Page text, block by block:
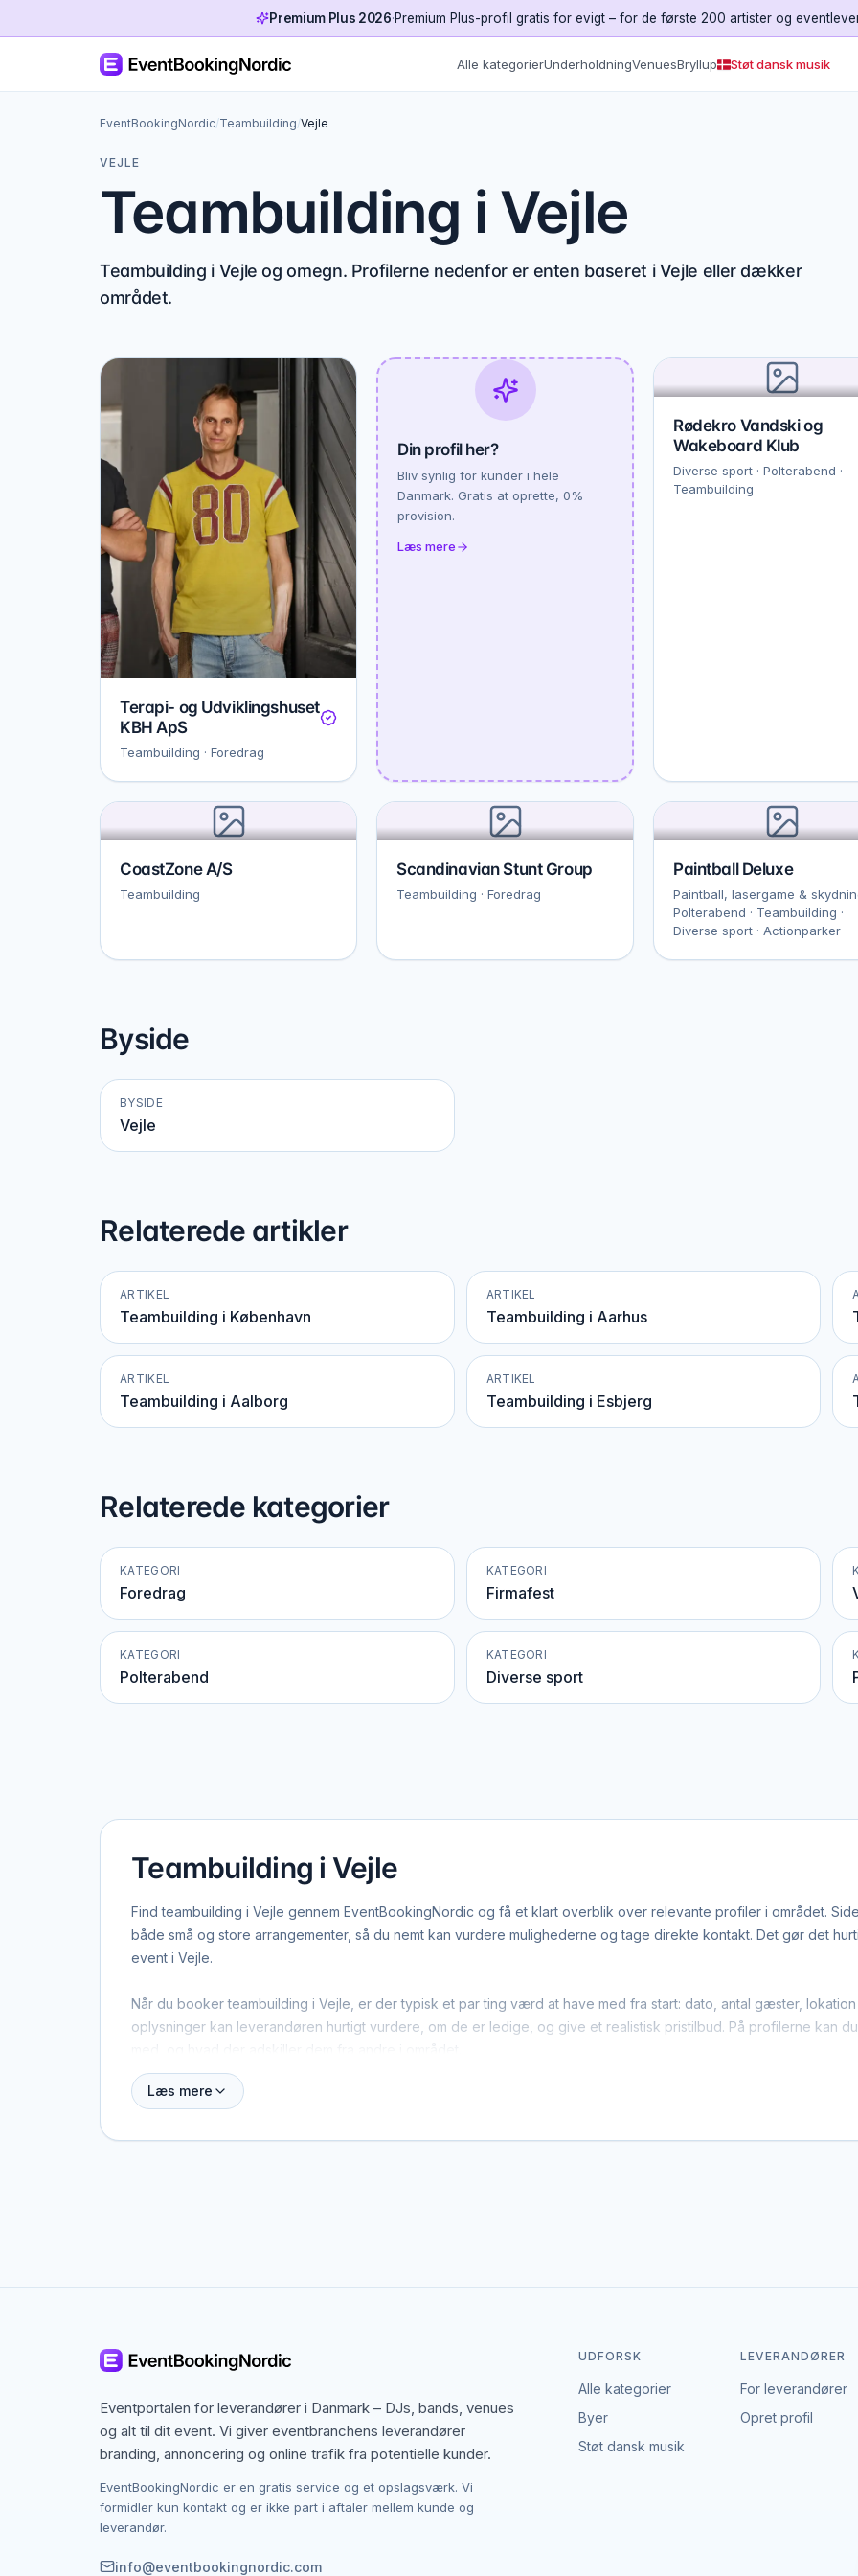
Premium Plus 2026·Premium Plus-profil gratis for evigt – for de første 200 artister og
Alle kategorierUnderholdningVenuesBryllup Støt dansk musik
EventBookingNordic/Teambuilding/Vejle
VEJLE
Teambuilding i Vejle
Teambuilding i Vejle og omegn. Profilerne nedenfor er enten baseret i Vejle eller dækker
området.
Terapi- og Udviklingshuset
KBH ApS
Teambuilding · Foredrag
Din profil her?
Bliv synlig for kunder i hele
Danmark. Gratis at oprette, 0%
provision.
Læs mere
Rødekro Vandski og
Wakeboard Klub
Diverse sport · Polterabend ·
Teambuilding
CoastZone A/S
Teambuilding
Scandinavian Stunt Group
Teambuilding · Foredrag
Paintball Deluxe
Paintball, lasergame &
Polterabend · Teambuilding ·
Diverse sport · Actionparker
Byside
BYSIDE
Vejle
Relaterede artikler
ARTIKEL
Teambuilding i København
ARTIKEL
Teambuilding i Aarhus
ARTIKEL
Teambuilding i Aalborg
ARTIKEL
Teambuilding i Esbjerg
Relaterede kategorier
KATEGORI
Foredrag
KATEGORI
Firmafest
KATEGORI
Polterabend
KATEGORI
Diverse sport
Teambuilding i Vejle
Find teambuilding i Vejle gennem EventBookingNordic og få et klart overblik over relevante profiler i området.
både små og store arrangementer, så du nemt kan vurdere mulighederne og tage direkte kontakt. Det gør det
event i Vejle.
Når du booker teambuilding i Vejle, er der typisk et par ting værd at have med fra start: dato, antal gæster,
oplysninger kan leverandøren hurtigt vurdere, om de er ledige, og give et realistisk pristilbud. På profilerne kan
Vejle dækker både centrum og omegn, og mange teambuilding-leverandører arbejder bredt i regionen. Det
i tankerne.
Læs mere
Eventportalen for leverandører i Danmark – DJs, bands, venues
og alt til dit event. Vi giver eventbranchens leverandører
branding, annoncering og online trafik fra potentielle kunder.
EventBookingNordic er en gratis service og et opslagsværk. Vi
formidler kun kontakt og er ikke part i aftaler mellem kunde og
leverandør.
info@eventbookingnordic.com
UDFORSK
Alle kategorier
Byer
Støt dansk musik
LEVERANDØRER
For leverandører
Opret profil